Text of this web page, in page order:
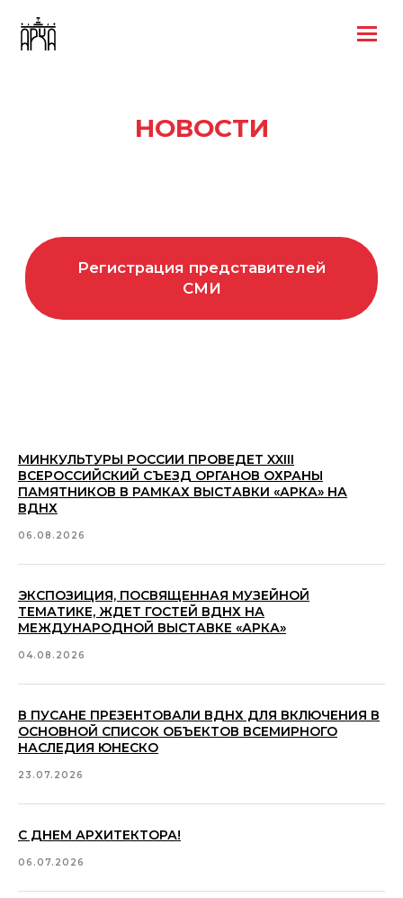
МИНКУЛЬТУРЫ РОССИИ ПРОВЕДЕТ XXIII
ВСЕРОССИЙСКИЙ СЪЕЗД ОРГАНОВ ОХРАНЫ
ПАМЯТНИКОВ В РАМКАХ ВЫСТАВКИ «АРКА» НА
ВДНХ
06.08.2026
ЭКСПОЗИЦИЯ, ПОСВЯЩЕННАЯ МУЗЕЙНОЙ
ТЕМАТИКЕ, ЖДЕТ ГОСТЕЙ ВДНХ НА
МЕЖДУНАРОДНОЙ ВЫСТАВКЕ «АРКА»
04.08.2026
В ПУСАНЕ ПРЕЗЕНТОВАЛИ ВДНХ ДЛЯ ВКЛЮЧЕНИЯ В
ОСНОВНОЙ СПИСОК ОБЪЕКТОВ ВСЕМИРНОГО
НАСЛЕДИЯ ЮНЕСКО
23.07.2026
С ДНЕМ АРХИТЕКТОРА!
06.07.2026